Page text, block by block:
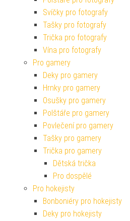
Svíčky pro fotografy
Tašky pro fotografy
Trička pro fotografy
Vína pro fotografy
Pro gamery
Deky pro gamery
Hrnky pro gamery
Osušky pro gamery
Polštáře pro gamery
Povlečení pro gamery
Tašky pro gamery
Trička pro gamery
Dětská trička
Pro dospělé
Pro hokejisty
Bonboniéry pro hokejisty
Deky pro hokejisty